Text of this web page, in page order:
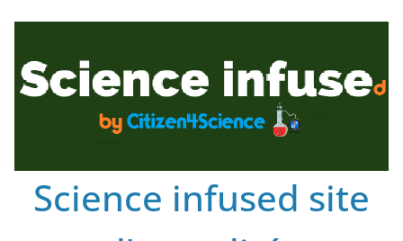
Science infused site